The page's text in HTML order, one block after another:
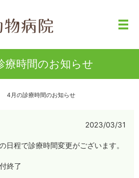
メ
療時間のお知らせ
4月の診療時間のお知らせ
2023/03/31
日程で診療時間変更がございます。
終了